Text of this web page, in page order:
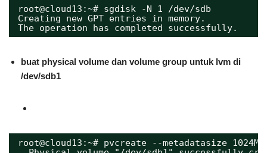
root@cloud13:~# sgdisk -N 1 /dev/sdb
Creating new GPT entries in memory.
The operation has completed successfully.
buat physical volume dan volume group untuk lvm di
/dev/sdb1
root@cloud13:~# pvcreate --metadatasize